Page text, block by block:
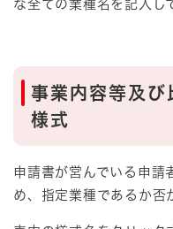
な全ての業種名を記入し
事業内容等及び
様式
申請書が営んでいる申請
め、指定業種であるか否